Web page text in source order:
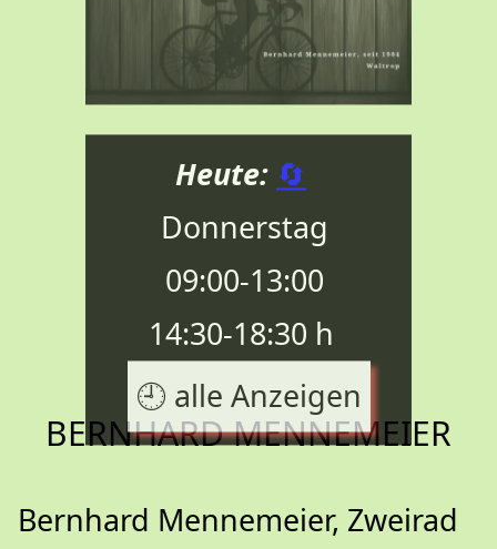
Heute: 🔄
Donnerstag
09:00-13:00
14:30-18:30 h
🕘 alle Anzeigen
BERNHARD MENNEMEIER
Bernhard Mennemeier, Zweirad